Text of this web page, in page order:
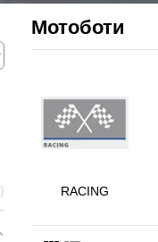
Мотоботи
RACING